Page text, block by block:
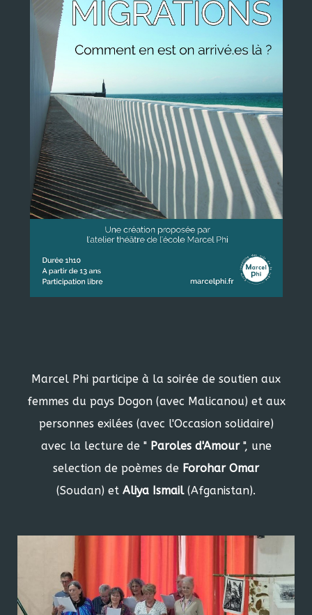
Marcel Phi participe à la soirée de soutien aux
femmes du pays Dogon (avec Malicanou) et aux
personnes exilées (avec l'Occasion solidaire)
avec la lecture de " Paroles d'Amour", une
selection de poèmes de Forohar Omar
(Soudan) et Aliya Ismail(Afganistan).